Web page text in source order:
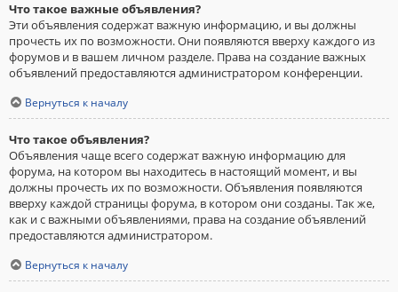
Что такое важные объявления?
Эти объявления содержат важную информацию, и вы должны
прочесть их по возможности. Они появляются вверху каждого из
форумов и в вашем личном разделе. Права на создание важных
объявлений предоставляются администратором конференции.
Вернуться к началу
Что такое объявления?
Объявления чаще всего содержат важную информацию для
форума, на котором вы находитесь в настоящий момент, и вы
должны прочесть их по возможности. Объявления появляются
вверху каждой страницы форума, в котором они созданы. Так же,
как и с важными объявлениями, права на создание объявлений
предоставляются администратором.
Вернуться к началу